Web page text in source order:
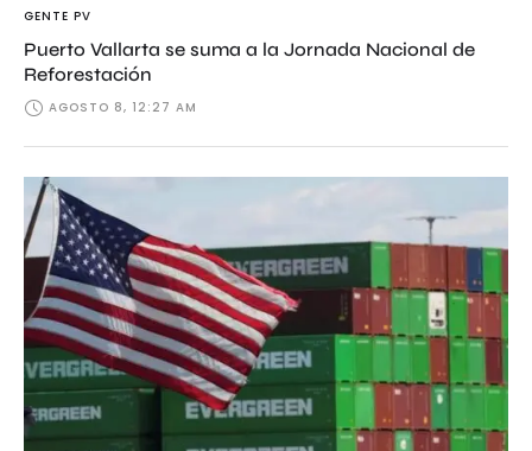
GENTE PV
Puerto Vallarta se suma a la Jornada Nacional de
Reforestación
AGOSTO 8, 12:27 AM